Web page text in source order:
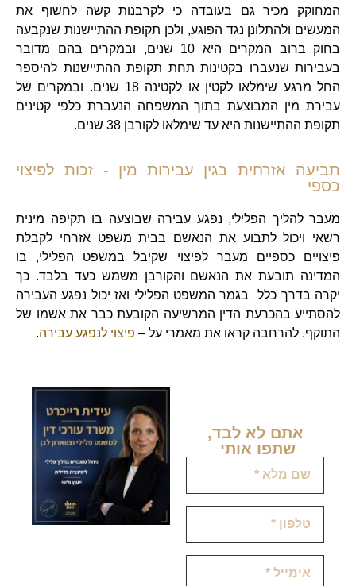
המחוקק מכיר גם בעובדה כי לקרבנות קשה לחשוף את
המעשים ולהתלונן נגד הפוגע, ולכן תקופת ההתיישנות שנקבעה
בחוק ברוב המקרים היא 10 שנים, ובמקרים בהם מדובר
בעבירות שנעברו בקטינות תחת תקופת ההתיישנות להיספר
החל מרגע שימלאו לקטין או לקטינה 18 שנים. ובמקרים של
עבירת מין המבוצעת בתוך המשפחה הנעברת כלפי קטינים
תקופת ההתיישנות היא עד שימלאו לקורבן 38 שנים.
תביעה אזרחית בגין עבירות מין - זכות לפיצוי
כספי
מעבר להליך הפלילי, נפגע עבירה שבוצעה בו תקיפה מינית
רשאי ויכול לתבוע את הנאשם בבית משפט אזרחי לקבלת
פיצויים כספיים מעבר לפיצוי שקיבל במשפט הפלילי, בו
המדינה תובעת את הנאשם והקורבן משמש כעד בלבד. כך
יקרה בדרך כלל בגמר המשפט הפלילי ואז יכול נפגע העבירה
להסתייע בהכרעת הדין המרשיעה הקובעת כבר את אשמו של
התוקף. להרחבה קראו את מאמרי על – פיצוי לנפגע עבירה.
אתם לא לבד,
שתפו אותי ​